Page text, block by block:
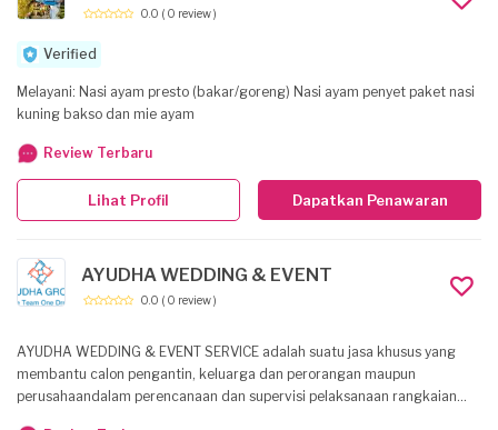
0.0 ( 0 review )
Verified
Melayani: Nasi ayam presto (bakar/goreng) Nasi ayam penyet paket nasi
kuning bakso dan mie ayam
Review Terbaru
Dapatkan Penawaran
Lihat Profil
AYUDHA WEDDING & EVENT
0.0 ( 0 review )
AYUDHA WEDDING & EVENT SERVICE adalah suatu jasa khusus yang
membantu calon pengantin, keluarga dan perorangan maupun
perusahaandalam perencanaan dan supervisi pelaksanaan rangkaian